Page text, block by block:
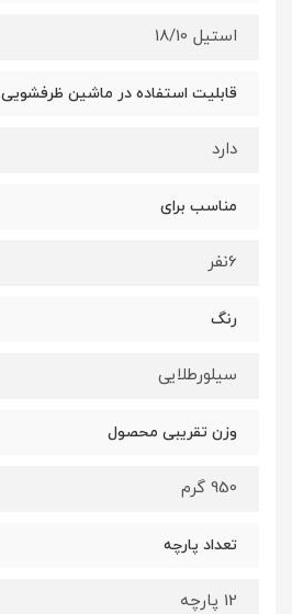
استیل 18/10
قابلیت استفاده در ماشین ظرفشویی
دارد
مناسب برای
6نفر
رنگ
سیلورطلایی
وزن تقریبی محصول
950 گرم
تعداد پارچه
12 پارچه